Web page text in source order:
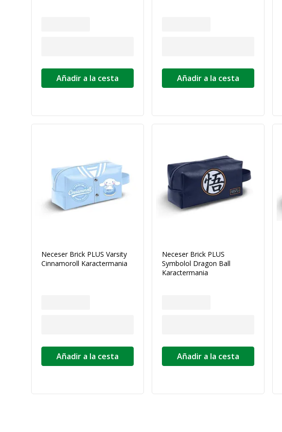
Añadir a la cesta Añadir a la cesta
Neceser Brick PLUS Varsity
Cinnamoroll Karactermania
Añadir a la cesta
Neceser Brick PLUS
Symbolol Dragon Ball
Karactermania
Añadir a la cesta